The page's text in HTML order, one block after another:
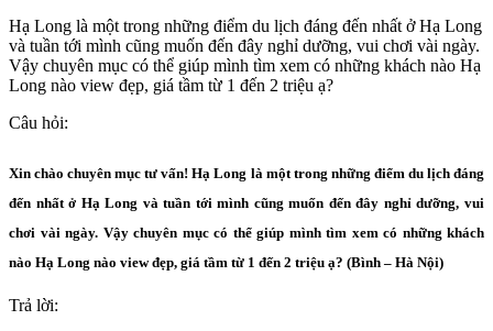
Hạ Long là một trong những điểm du lịch đáng đến nhất ở Hạ Long
và tuần tới mình cũng muốn đến đây nghỉ dưỡng, vui chơi vài ngày.
Vậy chuyên mục có thể giúp mình tìm xem có những khách nào Hạ
Long nào view đẹp, giá tầm từ 1 đến 2 triệu ạ?
Câu hỏi:
Xin chào chuyên mục tư vấn! Hạ Long là một trong những điểm du lịch đáng
đến nhất ở Hạ Long và tuần tới mình cũng muốn đến đây nghỉ dưỡng, vui
chơi vài ngày. Vậy chuyên mục có thể giúp mình tìm xem có những khách
nào Hạ Long nào view đẹp, giá tầm từ 1 đến 2 triệu ạ? (Bình – Hà Nội)
Trả lời: